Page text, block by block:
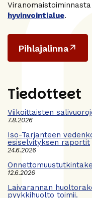
hyvinvointialue.
Pihlajalinna
Tiedotteet
Viikoittaisten
7.8.2026
Iso-Tarjanteen
esiselvityksen raportit
24.6.2026
12.6.2026
Laivarannan
pyykkihuolto toimii.